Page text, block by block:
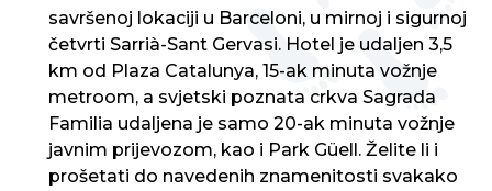
savršenoj lokaciji u Barceloni, u mirnoj i sigurnoj
četvrti Sarrià-Sant Gervasi. Hotel je udaljen 3,5
km od Plaza Catalunya, 15-ak minuta vožnje
metroom, a svjetski poznata crkva Sagrada
Familia udaljena je samo 20-ak minuta vožnje
javnim prijevozom, kao i Park Güell. Želite li i
prošetati do navedenih znamenitosti svakako